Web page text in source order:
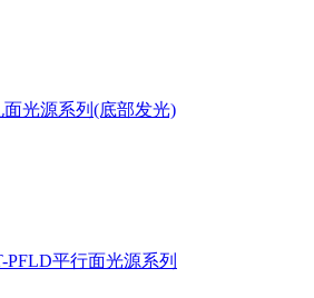
面光源系列(底部发光)
PFLD平行面光源系列